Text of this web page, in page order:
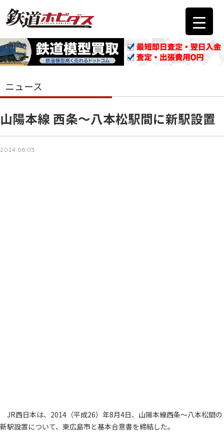
ニュース
山陽本線 西条～八本松駅間に新駅設置
2014.08.05
JR西日本は、2014（平成26）年8月4日、山陽本線西条～八本松間の
新駅設置について、東広島市と基本合意書を締結した。